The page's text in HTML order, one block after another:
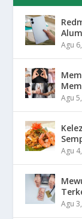
Agu
Agu
Agu
Agu